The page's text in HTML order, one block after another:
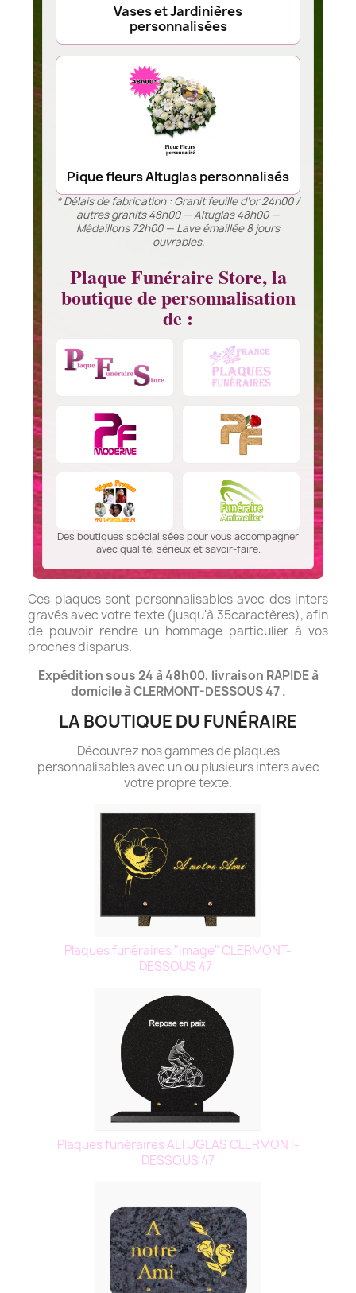
Vases et Jardinières
personnalisées
Pique fleurs Altuglas personnalisés
* Délais de fabrication : Granit feuille d’or 24h00 /
autres granits 48h00 — Altuglas 48h00 —
Médaillons 72h00 — Lave émaillée 8 jours
ouvrables.
Plaque Funéraire Store, la
boutique de personnalisation
de :
Des boutiques spécialisées pour vous accompagner
avec qualité, sérieux et savoir-faire.
Ces plaques sont personnalisables avec des inters
gravés avec votre texte (jusqu'à 35caractères), afin
de pouvoir rendre un hommage particulier à vos
proches disparus.
Expédition sous 24 à 48h00, livraison RAPIDE à
domicile à CLERMONT-DESSOUS 47 .
LA BOUTIQUE DU FUNÉRAIRE
Découvrez nos gammes de plaques
personnalisables avec un ou plusieurs inters avec
votre propre texte.
Plaques funéraires "image" CLERMONT-
DESSOUS 47
Plaques funéraires ALTUGLAS CLERMONT-
DESSOUS 47